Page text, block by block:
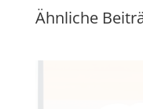
Ähnliche